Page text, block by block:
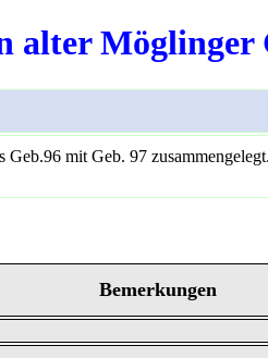
alter Möglinger
Geb.96 mit Geb. 97
Bemerkungen